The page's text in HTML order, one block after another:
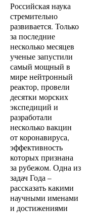
Российская наука
стремительно
развивается. Только
за последние
несколько месяцев
ученые запустили
самый мощный в
мире нейтронный
реактор, провели
десятки морских
экспедиций и
разработали
несколько вакцин
от коронавируса,
эффективность
которых признана
за рубежом. Одна из
задач Года –
рассказать какими
научными именами
и достижениями